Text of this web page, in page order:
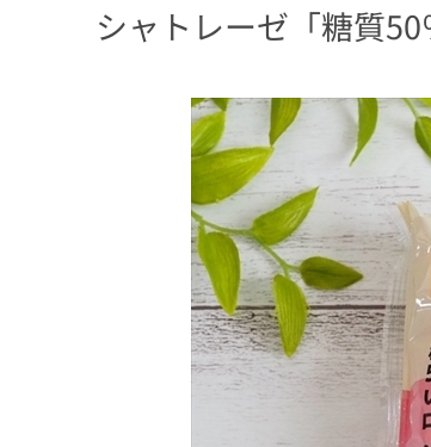
シャトレーゼ「糖質